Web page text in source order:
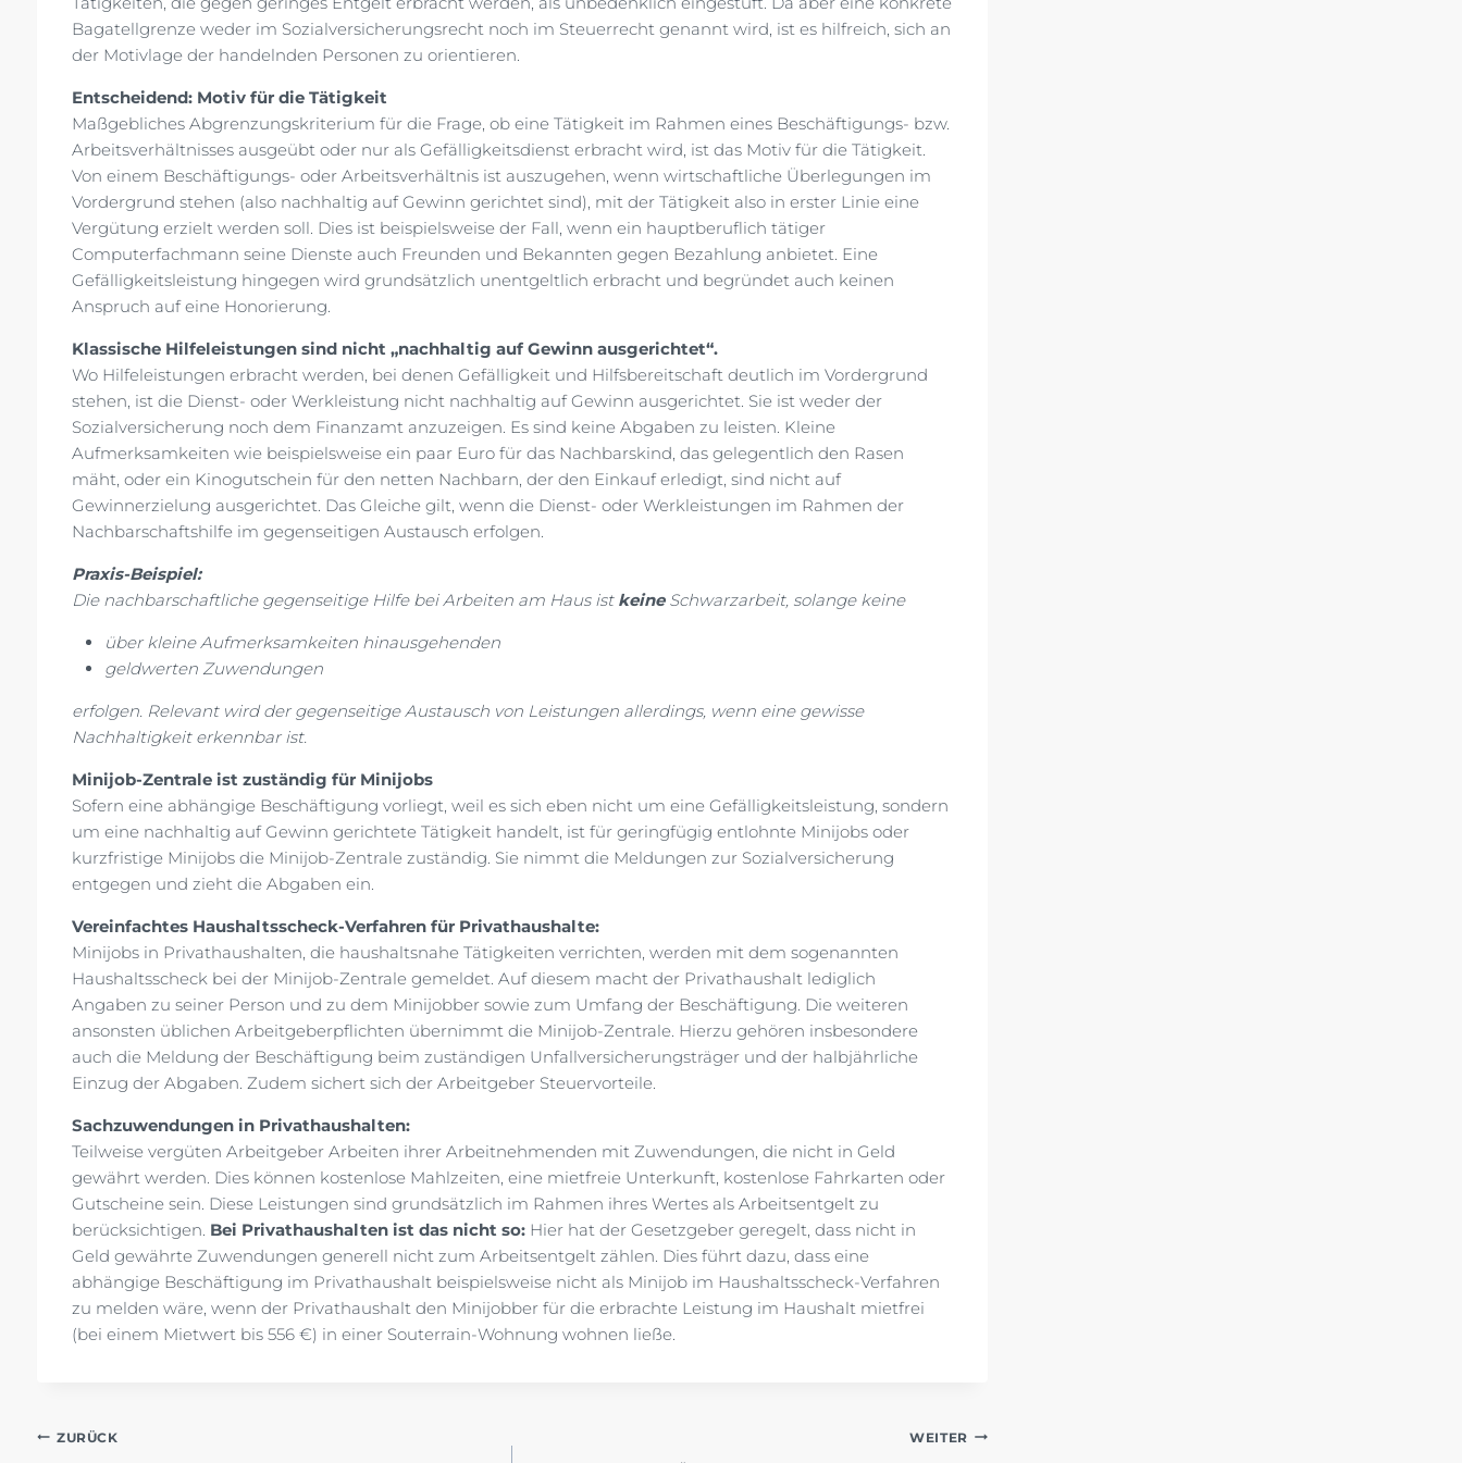
Bagatellgrenze weder im Sozialversicherungsrecht noch im Steuerrecht genannt wird, ist es hilfreich, sich an
der Motivlage der handelnden Personen zu orientieren.
Entscheidend: Motiv für die Tätigkeit
Maßgebliches Abgrenzungskriterium für die Frage, ob eine Tätigkeit im Rahmen eines Beschäftigungs- bzw.
Arbeitsverhältnisses ausgeübt oder nur als Gefälligkeitsdienst erbracht wird, ist das Motiv für die Tätigkeit.
Von einem Beschäftigungs- oder Arbeitsverhältnis ist auszugehen, wenn wirtschaftliche Überlegungen im
Vordergrund stehen (also nachhaltig auf Gewinn gerichtet sind), mit der Tätigkeit also in erster Linie eine
Vergütung erzielt werden soll. Dies ist beispielsweise der Fall, wenn ein hauptberuflich tätiger
Computerfachmann seine Dienste auch Freunden und Bekannten gegen Bezahlung anbietet. Eine
Gefälligkeitsleistung hingegen wird grundsätzlich unentgeltlich erbracht und begründet auch keinen
Anspruch auf eine Honorierung.
Klassische Hilfeleistungen sind nicht „nachhaltig auf Gewinn ausgerichtet“.
Wo Hilfeleistungen erbracht werden, bei denen Gefälligkeit und Hilfsbereitschaft deutlich im Vordergrund
stehen, ist die Dienst- oder Werkleistung nicht nachhaltig auf Gewinn ausgerichtet. Sie ist weder der
Sozialversicherung noch dem Finanzamt anzuzeigen. Es sind keine Abgaben zu leisten. Kleine
Aufmerksamkeiten wie beispielsweise ein paar Euro für das Nachbarskind, das gelegentlich den Rasen
mäht, oder ein Kinogutschein für den netten Nachbarn, der den Einkauf erledigt, sind nicht auf
Gewinnerzielung ausgerichtet. Das Gleiche gilt, wenn die Dienst- oder Werkleistungen im Rahmen der
Nachbarschaftshilfe im gegenseitigen Austausch erfolgen.
Praxis-Beispiel:
Die nachbarschaftliche gegenseitige Hilfe bei Arbeiten am Haus ist keineSchwarzarbeit, solange keine
über kleine Aufmerksamkeiten hinausgehenden
geldwerten Zuwendungen
erfolgen. Relevant wird der gegenseitige Austausch von Leistungen allerdings, wenn eine gewisse
Nachhaltigkeit erkennbar ist.
Minijob-Zentrale ist zuständig für Minijobs
Sofern eine abhängige Beschäftigung vorliegt, weil es sich eben nicht um eine Gefälligkeitsleistung, sondern
um eine nachhaltig auf Gewinn gerichtete Tätigkeit handelt, ist für geringfügig entlohnte Minijobs oder
kurzfristige Minijobs die Minijob-Zentrale zuständig. Sie nimmt die Meldungen zur Sozialversicherung
entgegen und zieht die Abgaben ein.
Vereinfachtes Haushaltsscheck-Verfahren für Privathaushalte:
Minijobs in Privathaushalten, die haushaltsnahe Tätigkeiten verrichten, werden mit dem sogenannten
Haushaltsscheck bei der Minijob-Zentrale gemeldet. Auf diesem macht der Privathaushalt lediglich
Angaben zu seiner Person und zu dem Minijobber sowie zum Umfang der Beschäftigung. Die weiteren
ansonsten üblichen Arbeitgeberpflichten übernimmt die Minijob-Zentrale. Hierzu gehören insbesondere
auch die Meldung der Beschäftigung beim zuständigen Unfallversicherungsträger und der halbjährliche
Einzug der Abgaben. Zudem sichert sich der Arbeitgeber Steuervorteile.
Sachzuwendungen in Privathaushalten:
Teilweise vergüten Arbeitgeber Arbeiten ihrer Arbeitnehmenden mit Zuwendungen, die nicht in Geld
gewährt werden. Dies können kostenlose Mahlzeiten, eine mietfreie Unterkunft, kostenlose Fahrkarten oder
Gutscheine sein. Diese Leistungen sind grundsätzlich im Rahmen ihres Wertes als Arbeitsentgelt zu
berücksichtigen. Bei Privathaushalten ist das nicht so: Hier hat der Gesetzgeber geregelt, dass nicht in
Geld gewährte Zuwendungen generell nicht zum Arbeitsentgelt zählen. Dies führt dazu, dass eine
abhängige Beschäftigung im Privathaushalt beispielsweise nicht als Minijob im Haushaltsscheck-Verfahren
zu melden wäre, wenn der Privathaushalt den Minijobber für die erbrachte Leistung im Haushalt mietfrei
(bei einem Mietwert bis 556 €) in einer Souterrain-Wohnung wohnen ließe.
Beitragsnavigation
ZURÜCK WEITER